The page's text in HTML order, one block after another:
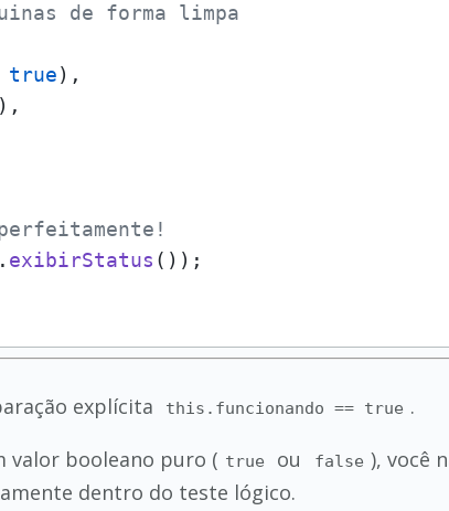
de forma limpa
true),
),
exibirStatus
explícita this.funcionando == true .
valor booleano puro ( true ou false ), você
dentro do teste lógico.